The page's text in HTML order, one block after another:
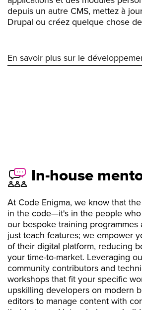
depuis un autre CMS, mettez à
Drupal ou créez quelque chose
En savoir plus sur le
In-house
At Code Enigma, we know that
in the code—it's in the people
our bespoke training
just teach features; we empower
of their digital platform, reducing
your time-to-market. Leveraging
community contributors and
workshops that fit your specific
upskilling developers on modern
editors to manage content with